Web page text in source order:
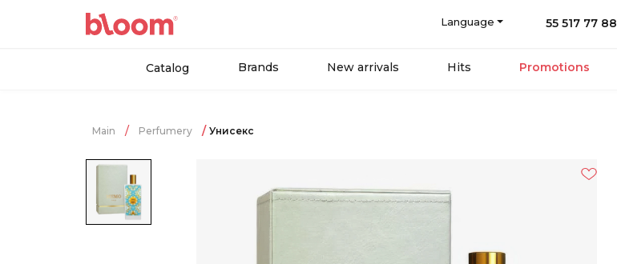
Language 55 517 77 88
Catalog Brands New arrivals Hits Promotions
Main Perfumery Унисекс